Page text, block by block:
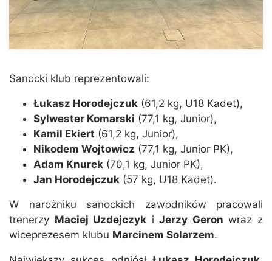
Sanocki klub reprezentowali:
Łukasz Horodejczuk (61,2 kg, U18 Kadet),
Sylwester Komarski (77,1 kg, Junior),
Kamil Ekiert (61,2 kg, Junior),
Nikodem Wojtowicz (77,1 kg, Junior PK),
Adam Knurek (70,1 kg, Junior PK),
Jan Horodejczuk (57 kg, U18 Kadet).
W narożniku sanockich zawodników pracowali
trenerzy Maciej Uzdejczyk iJerzy Geron wraz z
wiceprezesem klubu Marcinem Solarzem.